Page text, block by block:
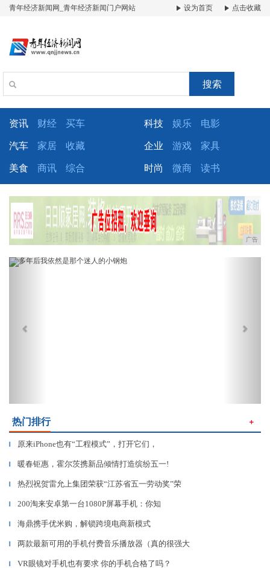
青年经济新闻网_青年经济新闻门户网站 设为首页 点击收藏
搜索
资讯 财经 买车 科技 娱乐 电影
汽车 家居 收藏 企业 游戏 家具
美食 商讯 综合 时尚 微商 读书
广告
Previous
热门排行 ＋
▎ 原来iPhone也有“工程模式”，打开它们，
▎ 暖春钜惠，霍尔茨携新品倾情打造缤纷五一!
▎ 热烈祝贺雷允上集团荣获“江苏省五一劳动奖”荣
▎ 200淘来安卓第一台1080P屏幕手机：你知
▎ 海鼎携手优米购，解锁跨境电商新模式
▎ 两款最新可用的手机付费音乐播放器（真的很强大
▎ VR眼镜对手机也有要求 你的手机合格了吗？